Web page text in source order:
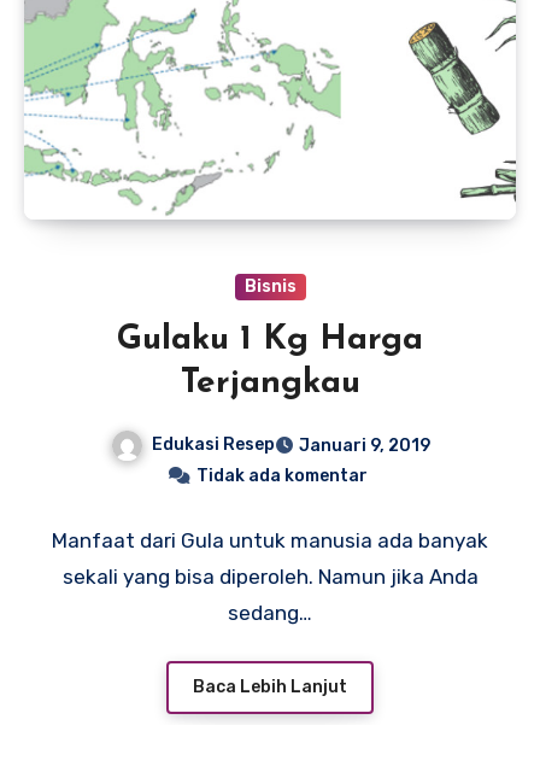
Bisnis
Gulaku 1 Kg Harga
Terjangkau
Edukasi Resep
Januari 9, 2019
Tidak ada komentar
Manfaat dari Gula untuk manusia ada banyak
sekali yang bisa diperoleh. Namun jika Anda
sedang…
Baca Lebih Lanjut